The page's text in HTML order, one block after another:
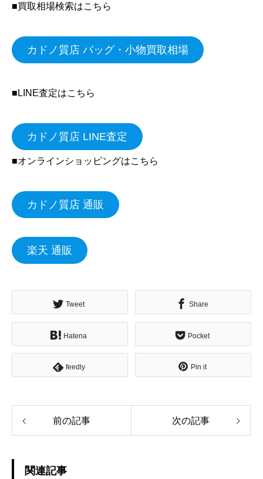
■買取相場検索はこちら
カドノ質店 バッグ・小物買取相場
■LINE査定はこちら
カドノ質店 LINE査定
■オンラインショッピングはこちら
カドノ質店 通販
楽天 通販
Tweet Share
Hatena Pocket
feedly Pin it
前の記事 次の記事
関連記事